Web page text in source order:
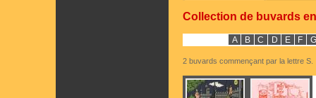
Collection de buvards
A B C D E F G
2 buvards commençant par la lettre S.